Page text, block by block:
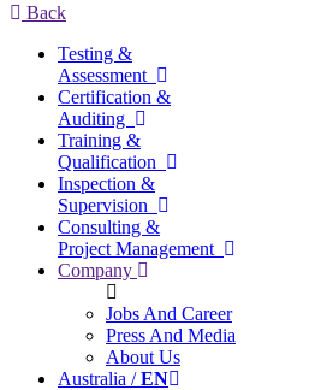
Back
Testing &
Assessment
Certification &
Auditing
Training &
Qualification
Inspection &
Supervision
Consulting &
Project Management
Company
Jobs And Career
Press And Media
About Us
Australia /EN